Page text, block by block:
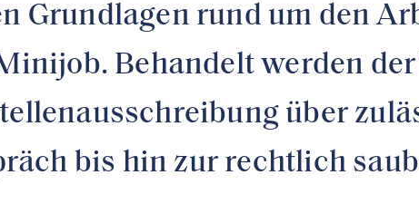
Grundlagen rund um den
Behandelt werden
über
bis hin zur rechtlich